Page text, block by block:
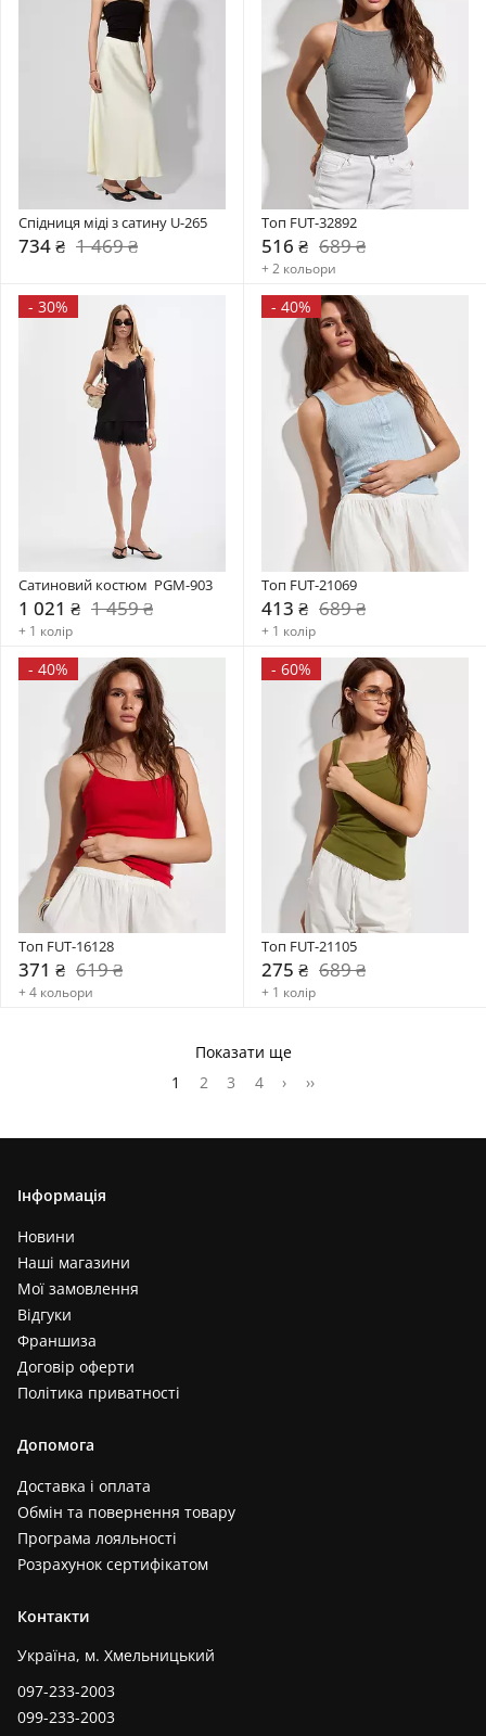
Спідниця міді з сатину U-265
734 ₴ 1 469 ₴
Топ FUT-32892
516 ₴ 689 ₴
+ 2 кольори
- 30%
Сатиновий костюм  PGM-903
1 021 ₴ 1 459 ₴
+ 1 колір
- 40%
Топ FUT-21069
413 ₴ 689 ₴
+ 1 колір
- 40%
Топ FUT-16128
371 ₴ 619 ₴
+ 4 кольори
- 60%
Топ FUT-21105
275 ₴ 689 ₴
+ 1 колір
Показати ще
1
2 3 4 › ››
Інформація
Новини
Наші магазини
Мої замовлення
Відгуки
Франшиза
Договір оферти
Політика приватності
Допомога
Доставка і оплата
Обмін та повернення товару
Програма лояльності
Розрахунок сертифікатом
Контакти
Україна, м. Хмельницький
097-233-2003
099-233-2003